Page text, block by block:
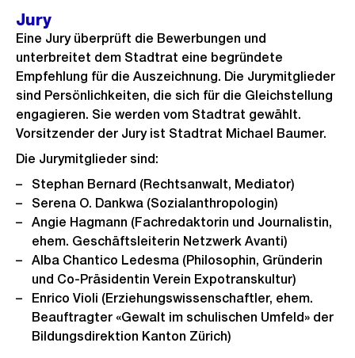
Jury
Eine Jury überprüft die Bewerbungen und
unterbreitet dem Stadtrat eine begründete
Empfehlung für die Auszeichnung. Die Jurymitglieder
sind Persönlichkeiten, die sich für die Gleichstellung
engagieren. Sie werden vom Stadtrat gewählt.
Vorsitzender der Jury ist Stadtrat Michael Baumer.
Die Jurymitglieder sind:
Stephan Bernard (Rechtsanwalt, Mediator)
Serena O. Dankwa (Sozialanthropologin)
Angie Hagmann (Fachredaktorin und Journalistin,
ehem. Geschäftsleiterin Netzwerk Avanti)
Alba Chantico Ledesma (Philosophin, Gründerin
und Co-Präsidentin Verein Expotranskultur)
Enrico Violi (Erziehungswissenschaftler, ehem.
Beauftragter «Gewalt im schulischen Umfeld» der
Bildungsdirektion Kanton Zürich)